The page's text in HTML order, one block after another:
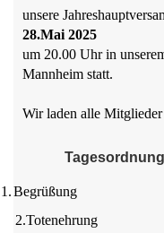
unsere
28.Mai 2025
um 20.00 Uhr in
Mannheim statt.
Wir laden alle
1.Begrüßung
2.Totenehrung